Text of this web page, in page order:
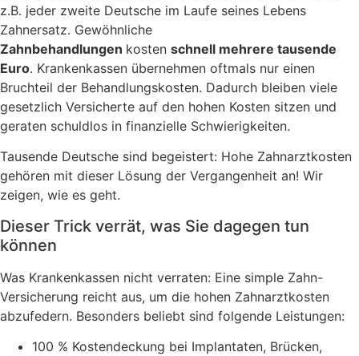
z.B. jeder zweite Deutsche im Laufe seines Lebens
Zahnersatz. Gewöhnliche
Zahnbehandlungen kosten schnell mehrere tausende
Euro. Krankenkassen übernehmen oftmals nur einen
Bruchteil der Behandlungskosten. Dadurch bleiben viele
gesetzlich Versicherte auf den hohen Kosten sitzen und
geraten schuldlos in finanzielle Schwierigkeiten.
Tausende Deutsche sind begeistert: Hohe Zahnarztkosten
gehören mit dieser Lösung der Vergangenheit an! Wir
zeigen, wie es geht.
Dieser Trick verrät, was Sie dagegen tun
können
Was Krankenkassen nicht verraten: Eine simple Zahn-
Versicherung reicht aus, um die hohen Zahnarztkosten
abzufedern. Besonders beliebt sind folgende Leistungen:
100 % Kostendeckung bei Implantaten, Brücken,